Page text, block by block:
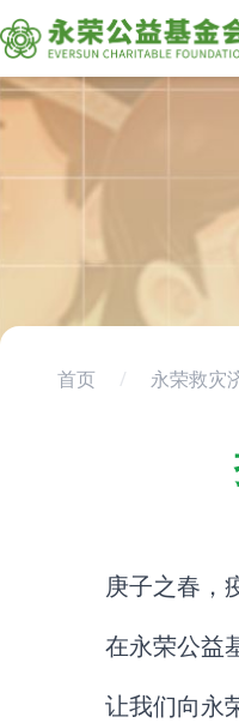
首页 / 永荣救灾
庚子之春，
在永荣公益
让我们向永